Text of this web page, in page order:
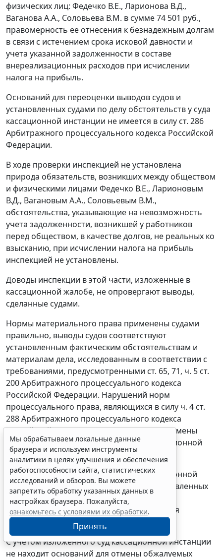
физических лиц: Федечко В.Е., Ларионова В.Д.,
Ваганова А.А., Соловьева В.М. в сумме 74 501 руб.,
правомерность ее отнесения к безнадежным долгам
в связи с истечением срока исковой давности и
учета указанной задолженности в составе
внереализационных расходов при исчислении
налога на прибыль.
Оснований для переоценки выводов судов и
установленных судами по делу обстоятельств у суда
кассационной инстанции не имеется в силу ст. 286
Арбитражного процессуального кодекса Российской
Федерации.
В ходе проверки инспекцией не установлена
природа обязательств, возникших между обществом
и физическими лицами Федечко В.Е., Ларионовым
В.Д., Вагановым А.А., Соловьевым В.М.,
обстоятельства, указывающие на невозможность
учета задолженности, возникшей у работников
перед обществом, в качестве долгов, не реальных ко
взысканию, при исчислении налога на прибыль
инспекцией не установлены.
Доводы инспекции в этой части, изложенные в
кассационной жалобе, не опровергают выводы,
сделанные судами.
Нормы материального права применены судами
правильно, выводы судов соответствуют
установленным фактическим обстоятельствам и
материалам дела, исследованным в соответствии с
требованиями, предусмотренными ст. 65, 71, ч. 5 ст.
200Арбитражного процессуального кодекса
Российской Федерации. Нарушений норм
процессуального права, являющихся в силу ч. 4 ст.
288Арбитражного процессуального кодекса
Российской Федерации, основанием для отмены
обжалуемых судебных актов, судом кассационной
инстанции не выявлено.
Доводы инспекции, изложенные в кассационной
жалобе, направлены на переоценку установленных
судами обстоятельств, были предметом
рассмотрения судов, и им дана надлежащая
правовая оценка.
С учетом изложенного суд кассационной инстанции
не находит оснований для отмены обжалуемых
Мы обрабатываем локальные данные
браузера и используем инструменты
аналитики в целях улучшения и обеспечения
работоспособности сайта, статистических
исследований и обзоров. Вы можете
запретить обработку указанных данных в
настройках браузера. Пожалуйста,
ознакомьтесь с условиями их обработки.
Принять